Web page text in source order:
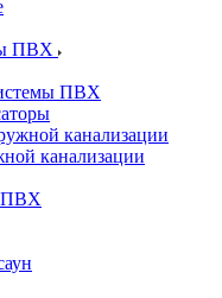
ПВХ
ПВХ
канализации
канализации
ПВХ